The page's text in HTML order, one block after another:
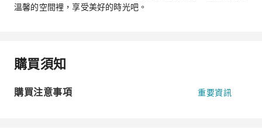
溫馨的空間裡，享受美好的時光吧。
購買須知
購買注意事項 重要資訊